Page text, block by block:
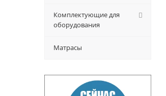
Комплектующие для
оборудования
Матрасы